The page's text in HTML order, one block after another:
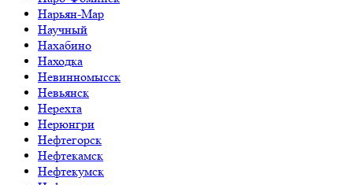
Нарьян-Мар
Научный
Нахабино
Находка
Невинномысск
Невьянск
Нерехта
Нерюнгри
Нефтегорск
Нефтекамск
Нефтекумск